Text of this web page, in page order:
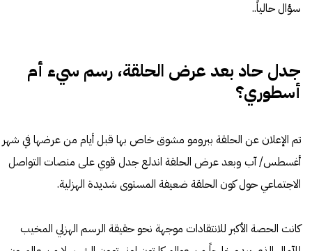
سؤال حالياً..
جدل حاد بعد عرض الحلقة، رسم سيء أم
أسطوري؟
تم الإعلان عن الحلقة ببرومو مشوق خاص بها قبل أيام من عرضها في شهر
أغسطس/ آب وبعد عرض الحلقة اندلع جدل قوي على منصات التواصل
الاجتماعي حول كون الحلقة ضعيفة المستوى شديدة الهزلية.
كانت الحصة الأكبر للانتقادات موجهة نحو حقيقة الرسم الهزلي المخيب